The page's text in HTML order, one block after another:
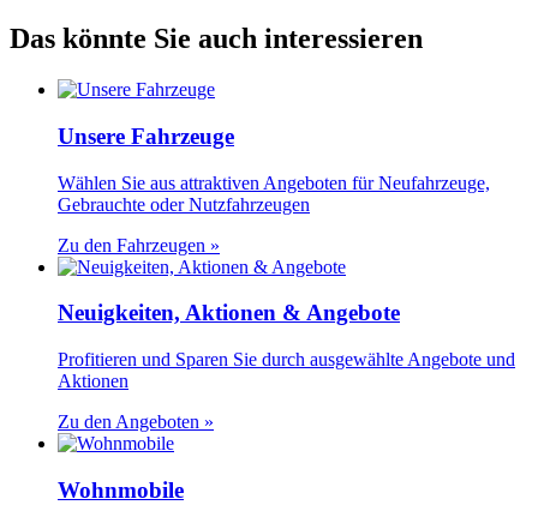
Das könnte Sie auch interessieren
Unsere Fahrzeuge
Wählen Sie aus attraktiven Angeboten für Neufahrzeuge,
Gebrauchte oder Nutzfahrzeugen
Zu den Fahrzeugen »
Neuigkeiten, Aktionen & Angebote
Profitieren und Sparen Sie durch ausgewählte Angebote und
Aktionen
Zu den Angeboten »
Wohnmobile